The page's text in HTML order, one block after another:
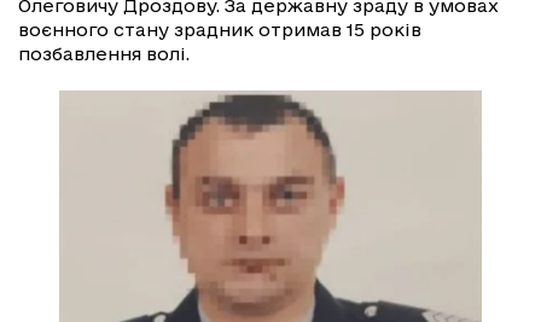
Олеговичу Дроздову. За державну зраду в умовах
воєнного стану зрадник отримав 15 років
позбавлення волі.